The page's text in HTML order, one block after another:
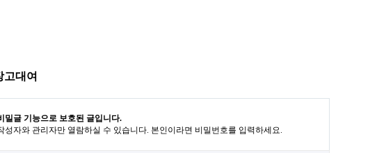
고대여
밀글 기능으로 보호된 글입니다.
성자와 관리자만 열람하실 수 있습니다. 본인이라면 비밀번호를 입력하세요.